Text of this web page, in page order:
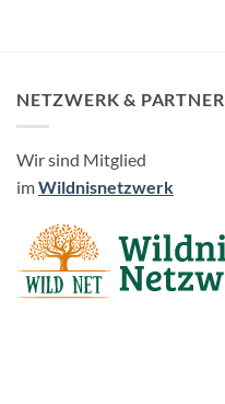
NETZWERK & PARTNER
Wir sind Mitglied
imWildnisnetzwerk